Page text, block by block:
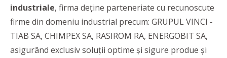
industriale, firma deține parteneriate cu recunoscute
firme din domeniu industrial precum: GRUPUL VINCI -
TIAB SA, CHIMPEX SA, RASIROM RA, ENERGOBIT SA,
asigurând exclusiv soluții optime și sigure produe și